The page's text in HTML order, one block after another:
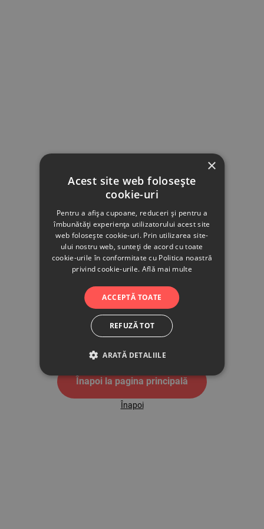
500
Înapoi la pagina principală
Înapoi
×
Acest site web folosește
cookie-uri
Pentru a afișa cupoane, reduceri și pentru a
îmbunătăți experiența utilizatorului acest site
web folosește cookie-uri. Prin utilizarea site-
ului nostru web, sunteți de acord cu toate
cookie-urile în conformitate cu Politica noastră
privind cookie-urile. Află mai multe
ACCEPTĂ TOATE
REFUZĂ TOT
ARATĂ DETALIILE